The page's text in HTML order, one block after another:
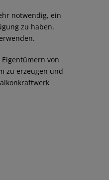
notwendig, ein
zu haben.
von
zu erzeugen und